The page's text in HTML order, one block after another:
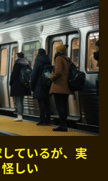
ているが、実
しい